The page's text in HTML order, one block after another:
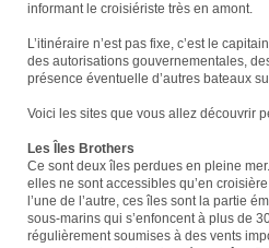
informant le croisiériste très en amont.
L’itinéraire n’est pas fixe, c’est le
des autorisations gouvernementales,
présence éventuelle d’autres bateaux
Voici les sites que vous allez découvrir
Les Îles Brothers
Ce sont deux îles perdues en pleine
elles ne sont accessibles qu’en
l’une de l’autre, ces îles sont la partie
sous-marins qui s’enfoncent à plus de
régulièrement soumises à des vents